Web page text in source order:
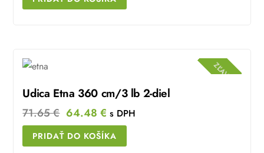
was:
is:
ZĽAVA!
Udica Etna 360 cm/3 lb 2-diel
71.65€ Original
price
was:
64.48 €Current
price
is:
s DPH
PRIDAŤ DO KOŠÍKA